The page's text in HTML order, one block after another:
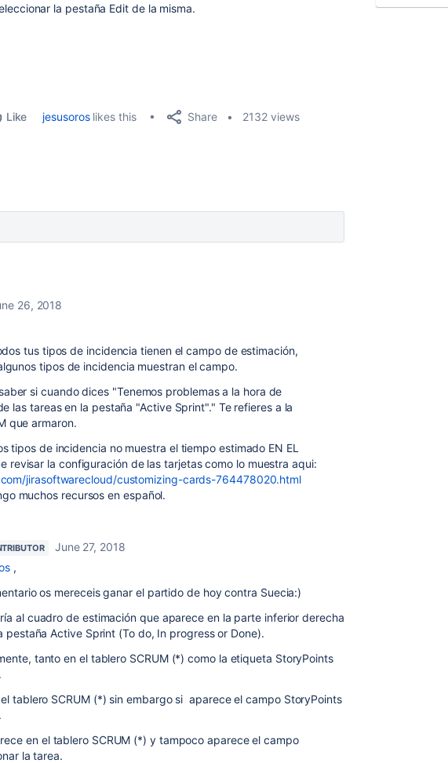
la pestaña Edit de la misma.
Like jesusoroslikes this Share 2132 views
26, 2018
tus tipos de incidencia tienen el campo de estimación,
tipos de incidencia muestran el campo.
si cuando dices "Tenemos problemas a la hora de
las tareas en la pestaña "Active Sprint"." Te refieres a la
que armaron.
tipos de incidencia no muestra el tiempo estimado EN EL
revisar la configuración de las tarjetas como lo muestra aqui:
jirasoftwarecloud/customizing-cards-764478020.html
muchos recursos en español.
June 27, 2018
,
os mereceis ganar el partido de hoy contra Suecia:)
al cuadro de estimación que aparece en la parte inferior derecha
pestaña Active Sprint (To do, In progress or Done).
tanto en el tablero SCRUM (*) como la etiqueta StoryPoints
tablero SCRUM (*) sin embargo si aparece el campo StoryPoints
en el tablero SCRUM (*) y tampoco aparece el campo
la tarea.